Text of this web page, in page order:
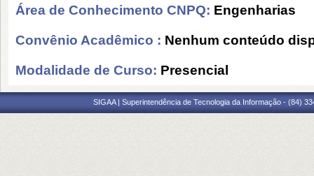
Área de Conhecimento CNPQ: Engenharias
Convênio Acadêmico : Nenhum conteúdo
Modalidade de Curso: Presencial
SIGAA | Superintendência de Tecnologia da Informação - (84)